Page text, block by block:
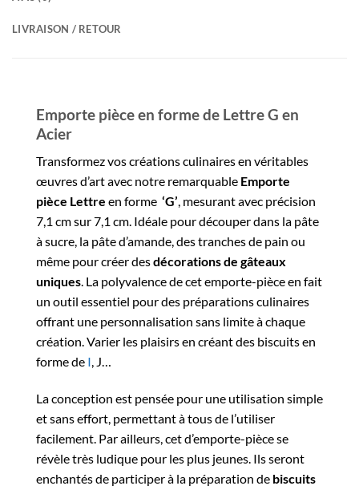
LIVRAISON / RETOUR
Emporte pièce en forme de Lettre G en
Acier
Transformez vos créations culinaires en véritables
œuvres d’art avec notre remarquable Emporte
pièce Lettre en forme ‘G’, mesurant avec précision
7,1 cm sur 7,1 cm. Idéale pour découper dans la pâte
à sucre, la pâte d’amande, des tranches de pain ou
même pour créer desdécorations de gâteaux
uniques. La polyvalence de cet emporte-pièce en fait
un outil essentiel pour des préparations culinaires
offrant une personnalisation sans limite à chaque
création. Varier les plaisirs en créant des biscuits en
forme de I, J…
La conception est pensée pour une utilisation simple
et sans effort, permettant à tous de l’utiliser
facilement. Par ailleurs, cet d’emporte-pièce se
révèle très ludique pour les plus jeunes. Ils seront
enchantés de participer à la préparation de biscuits